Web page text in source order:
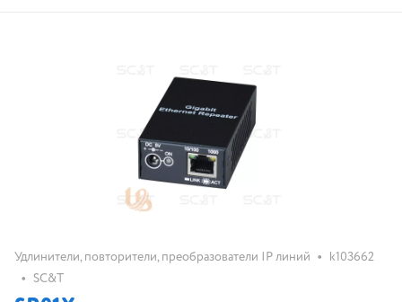
Удлинители, повторители, преобразователи IP линий • k103662
• SC&T